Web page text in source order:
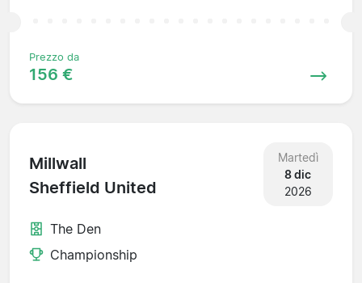
Prezzo da
156 €
Millwall
Sheffield United
Martedì
8 dic
2026
The Den
Championship